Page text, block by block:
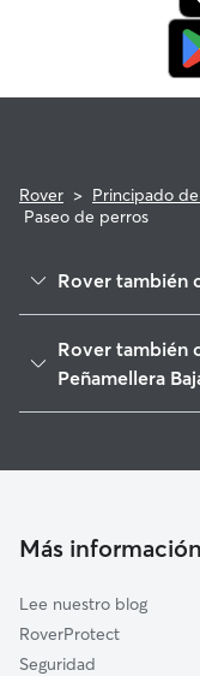
Rover > Principado
Paseo de perros
Rover también
Peñamellera Alta
Rionansa
Valdáliga
Ruente
Rover también
Peñamellera
Más información
Lee nuestro blog
RoverProtect
Seguridad